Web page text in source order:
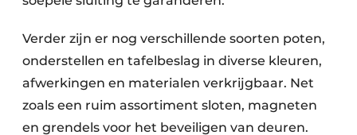
Verder zijn er nog verschillende soorten poten,
onderstellen en tafelbeslag in diverse kleuren,
afwerkingen en materialen verkrijgbaar. Net
zoals een ruim assortiment sloten, magneten
en grendels voor het beveiligen van deuren.